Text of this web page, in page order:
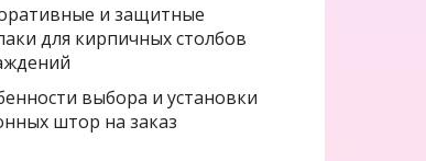
и защитные
для кирпичных столбов
выбора и установки
штор на заказ